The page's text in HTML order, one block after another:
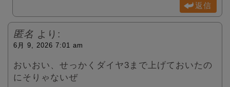
返信
匿名 より:
6月 9, 2026 7:01 am
おいおい、せっかくダイヤ3まで上げておいたの
にそりゃないぜ